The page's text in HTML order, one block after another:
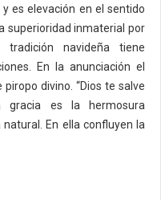
es elevación en el sentido
superioridad inmaterial por
navideña tiene
En la anunciación el
divino. “Dios te salve
gracia es la hermosura
En ella confluyen la